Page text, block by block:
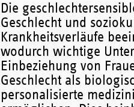
Die
Geschlecht und
Krankheitsverläufe
wodurch wichtige
Einbeziehung von
Geschlecht als
personalisierte